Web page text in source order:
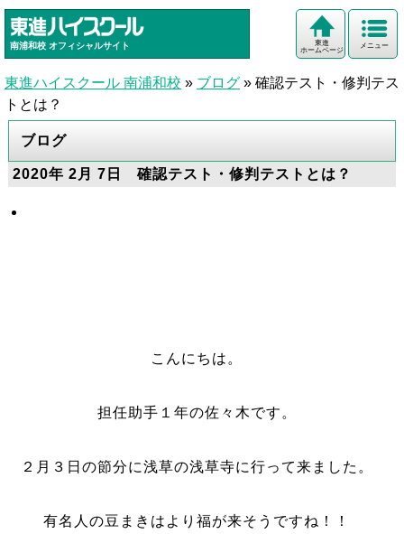
南浦和校 オフィシャルサイト メニュー
東進
ホームページ
東進ハイスクール 南浦和校 » ブログ » 確認テスト・修判テス
トとは？
ブログ
2020年 2月 7日 確認テスト・修判テストとは？
こんにちは。
担任助手１年の佐々木です。
２月３日の節分に浅草の浅草寺に行って来ました。
有名人の豆まきはより福が来そうですね！！